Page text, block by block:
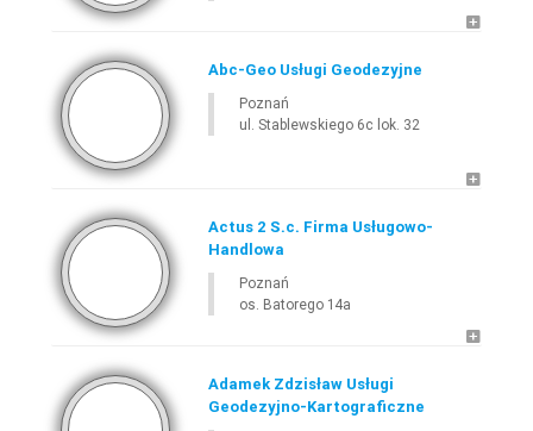
Abc-Geo Usługi Geodezyjne
Poznań
ul. Stablewskiego 6c lok. 32
Actus 2 S.c. Firma Usługowo-
Handlowa
Poznań
os. Batorego 14a
Adamek Zdzisław Usługi
Geodezyjno-Kartograficzne